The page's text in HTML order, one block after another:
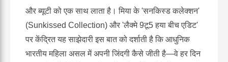
और ब्यूटी को एक साथ लाता है। मिया के 'सनकिस्ड कलेक्शन'
(Sunkissed Collection) और 'लैक्मे 9टू5 हया बीच एडिट'
पर केंद्रित यह साझेदारी इस बात को दर्शाती है कि आधुनिक
भारतीय महिला असल में अपनी जिंदगी कैसे जीती है—वे हर दिन